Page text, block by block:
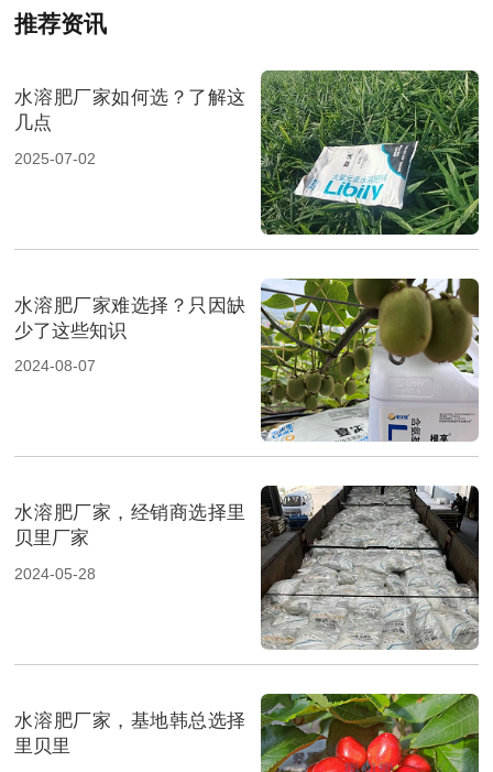
推荐资讯
水溶肥厂家如何选？了解这
几点
2025-07-02
水溶肥厂家难选择？只因缺
少了这些知识
2024-08-07
水溶肥厂家，经销商选择里
贝里厂家
2024-05-28
水溶肥厂家，基地韩总选择
里贝里